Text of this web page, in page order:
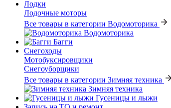
Лодки
Лодочные моторы
Все товары в категории Водомоторика
Водомоторика
Багги
Снегоходы
Мотобуксировщики
Снегоуборщики
Все товары в категории Зимняя техника
Зимняя техника
Гусеницы и лыжи